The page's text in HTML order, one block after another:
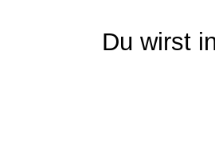
Du wirst